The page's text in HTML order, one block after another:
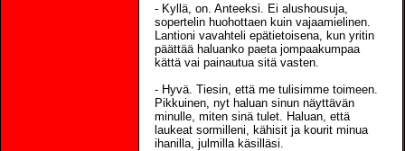
- Kyllä, on. Anteeksi. Ei alushousuja,
sopertelin huohottaen kuin vajaamielinen.
Lantioni vavahteli epätietoisena, kun yritin
päättää haluanko paeta jompaakumpaa
kättä vai painautua sitä vasten.
- Hyvä. Tiesin, että me tulisimme toimeen.
Pikkuinen, nyt haluan sinun näyttävän
minulle, miten sinä tulet. Haluan, että
laukeat sormilleni, kähisit ja kourit minua
ihanilla, julmilla käsilläsi.